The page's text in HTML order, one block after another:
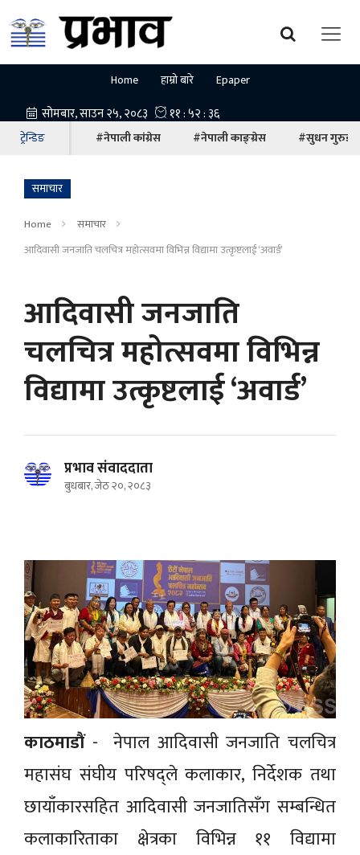
Home हाम्रो बारे Epaper
ट्रेन्डिङ #नेपाली कांग्रेस #नेपाली काङ्ग्रेस #सुधन गुरुङ
समाचार
Home
समाचार
आदिवासी जनजाति चलचित्र महोत्सवमा विभिन्न विद्यामा उत्कृष्टलाई ‘अवार्ड’
आदिवासी जनजाति
चलचित्र महोत्सवमा विभिन्न
विद्यामा उत्कृष्टलाई ‘अवार्ड’
प्रभाव संवाददाता
बुधबार, जेठ २०, २०८३
काठमाडाैं - नेपाल आदिवासी जनजाति चलचित्र
महासंघ संघीय परिषद्ले कलाकार, निर्देशक तथा
छायाँकारसहित आदिवासी जनजातिसँग सम्बन्धित
कलाकारिताका क्षेत्रका विभिन्न ११ विद्यामा